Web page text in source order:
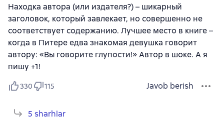
Находка автора (или издателя?) – шикарный
заголовок, который завлекает, но совершенно не
соответствует содержанию. Лучшее место в книге –
когда в Питере едва знакомая девушка говорит
автору: «Вы говорите глупости!» Автор в шоке. А я
пишу +1!
330 115 Javob berish
5 sharhlar